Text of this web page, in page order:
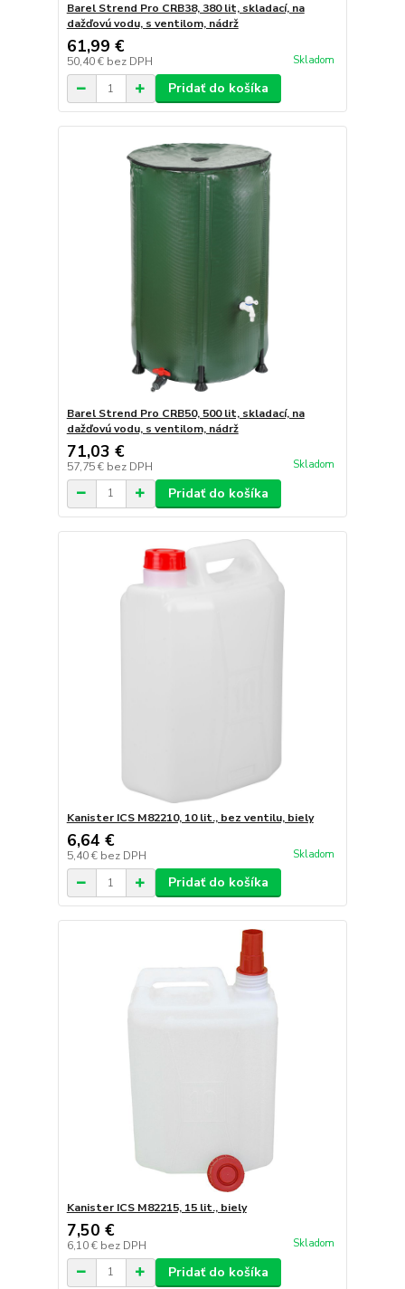
Barel Strend Pro CRB38, 380 lit, skladací, na
dažďovú vodu, s ventilom, nádrž
61,99 €
50,40 € bez DPH Skladom
Pridať do košíka
Barel Strend Pro CRB50, 500 lit, skladací, na
dažďovú vodu, s ventilom, nádrž
71,03 €
57,75 € bez DPH Skladom
Pridať do košíka
Kanister ICS M82210, 10 lit., bez ventilu, biely
6,64 €
5,40 € bez DPH Skladom
Pridať do košíka
Kanister ICS M82215, 15 lit., biely
7,50 €
6,10 € bez DPH Skladom
Pridať do košíka